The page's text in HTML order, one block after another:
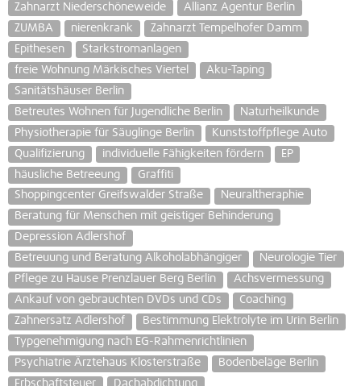
Zahnarzt Niederschöneweide
Allianz Agentur Berlin
ZUMBA
nierenkrank
Zahnarzt Tempelhofer Damm
Epithesen
Starkstromanlagen
freie Wohnung Märkisches Viertel
Aku-Taping
Sanitätshäuser Berlin
Betreutes Wohnen für Jugendliche Berlin
Naturheilkunde
Physiotherapie für Säuglinge Berlin
Kunststoffpflege Auto
Qualifizierung
individuelle Fähigkeiten fördern
EP
häusliche Betreeung
Graffiti
Shoppingcenter Greifswalder Straße
Neuraltheraphie
Beratung für Menschen mit geistiger Behinderung
Depression Adlershof
Betreuung und Beratung Alkoholabhängiger
Neurologie Tier
Pflege zu Hause Prenzlauer Berg Berlin
Achsvermessung
Ankauf von gebrauchten DVDs und CDs
Coaching
Zahnersatz Adlershof
Bestimmung Elektrolyte im Urin Berlin
Typgenehmigung nach EG-Rahmenrichtlinien
Psychiatrie Ärztehaus Klosterstraße
Bodenbeläge Berlin